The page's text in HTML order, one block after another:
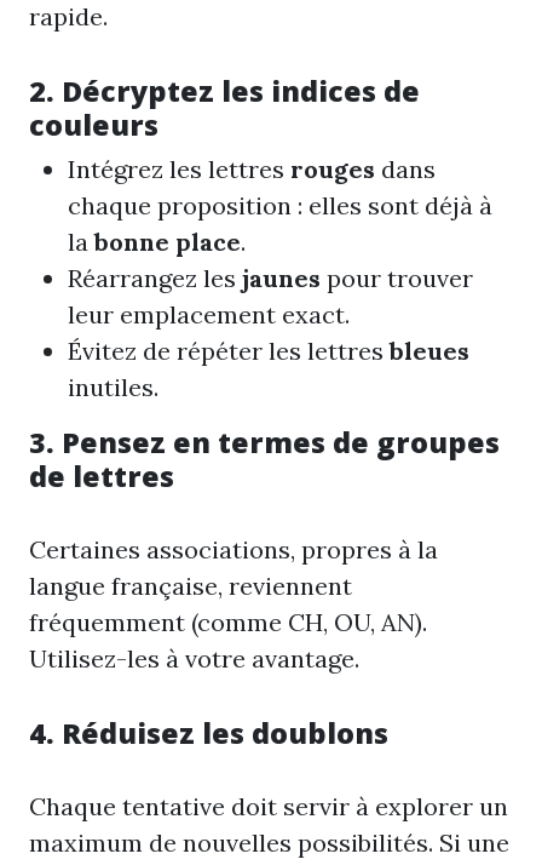
rapide.
2. Décryptez les indices de
couleurs
Intégrez les lettres rouges dans
chaque proposition : elles sont déjà à
labonne place.
Réarrangez les jaunes pour trouver
leur emplacement exact.
Évitez de répéter les lettresbleues
inutiles.
3. Pensez en termes de groupes
de lettres
Certaines associations, propres à la
langue française, reviennent
fréquemment (comme CH, OU, AN).
Utilisez-les à votre avantage.
4. Réduisez les doublons
Chaque tentative doit servir à explorer un
maximum de nouvelles possibilités. Si une